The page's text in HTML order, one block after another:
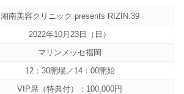
湘南美容クリニック presents RIZIN.39
2022年10月23日（日）
マリンメッセ福岡
12：30開場／14：00開始
VIP席（特典付）：100,000円